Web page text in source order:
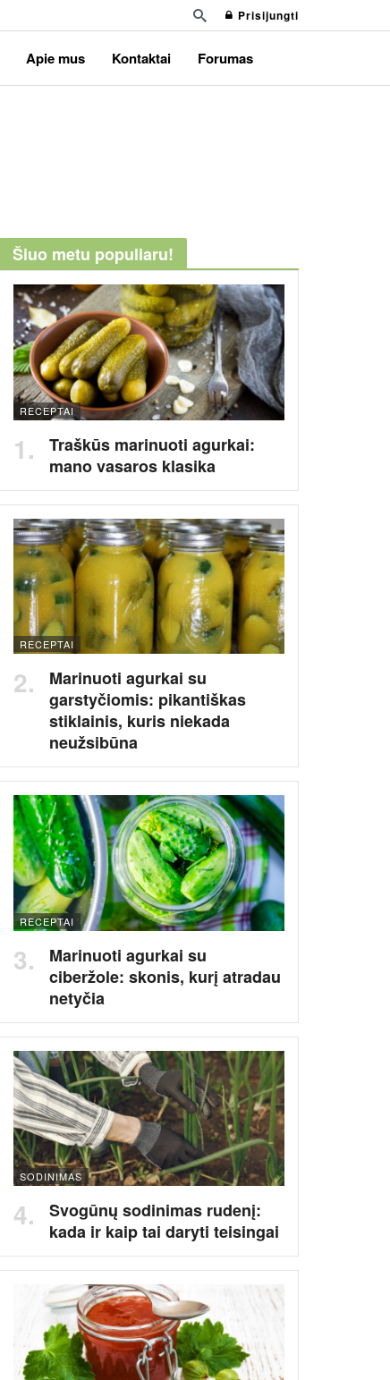
Prisijungti
Apie mus Kontaktai Forumas
Šiuo metu populiaru!
RECEPTAI
Traškūs marinuoti agurkai:
mano vasaros klasika
RECEPTAI
Marinuoti agurkai su
garstyčiomis: pikantiškas
stiklainis, kuris niekada
neužsibūna
RECEPTAI
Marinuoti agurkai su
ciberžole: skonis, kurį atradau
netyčia
SODINIMAS
Svogūnų sodinimas rudenį:
kada ir kaip tai daryti teisingai